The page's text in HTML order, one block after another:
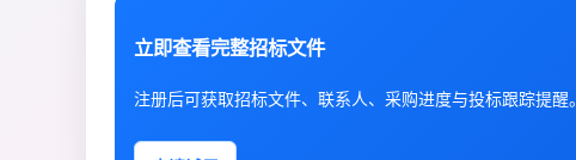
立即查看完整招标文件
注册后可获取招标文件、联系人、采购进度与投标跟踪提醒。